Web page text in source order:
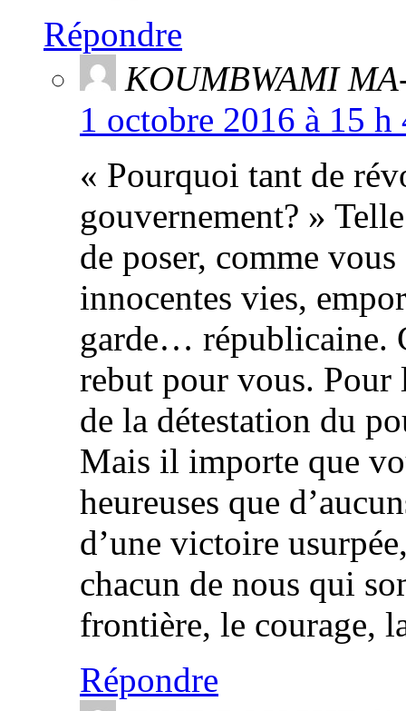
Répondre
KOUMBWAMI
1 octobre 2016 à 15
« Pourquoi tant de
gouvernement? »
de poser, comme
innocentes vies,
garde… républicaine.
rebut pour vous.
de la détestation du
Mais il importe que
heureuses que
d’une victoire
chacun de nous qui
frontière, le courage,
Répondre